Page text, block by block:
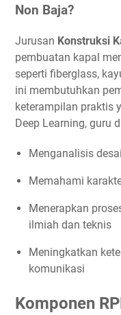
Non Baja?
Jurusan Konstruksi
pembuatan kapal
seperti fiberglass,
ini membutuhkan
keterampilan praktis
Deep Learning, guru
Menganalisis
Memahami
Menerapkan
ilmiah dan teknis
Meningkatkan
komunikasi
Komponen